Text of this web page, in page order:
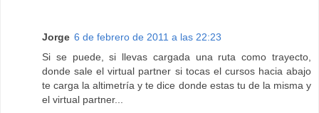
Jorge 6 de febrero de 2011 a las 22:23
Si se puede, si llevas cargada una ruta como trayecto,
donde sale el virtual partner si tocas el cursos hacia abajo
te carga la altimetría y te dice donde estas tu de la misma y
el virtual partner...